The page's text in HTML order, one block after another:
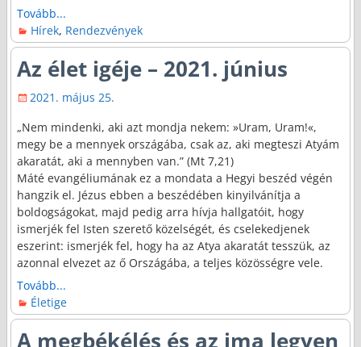
Tovább...
Hírek, Rendezvények
Az élet igéje – 2021. június
2021. május 25.
„Nem mindenki, aki azt mondja nekem: »Uram, Uram!«,
megy be a mennyek országába, csak az, aki megteszi Atyám
akaratát, aki a mennyben van.” (Mt 7,21)
Máté evangéliumának ez a mondata a Hegyi beszéd végén
hangzik el. Jézus ebben a beszédében kinyilvánítja a
boldogságokat, majd pedig arra hívja hallgatóit, hogy
ismerjék fel Isten szerető közelségét, és cselekedjenek
eszerint: ismerjék fel, hogy ha az Atya akaratát tesszük, az
azonnal elvezet az ő Országába, a teljes közösségre vele.
Tovább...
Életige
A megbékélés és az ima legyen